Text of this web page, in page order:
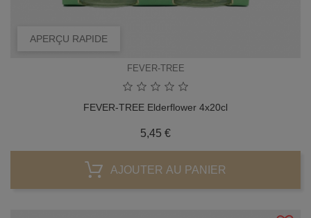
APERÇU RAPIDE
FEVER-TREE
FEVER-TREE Elderflower 4x20cl
5,45 €Prix
AJOUTER AU PANIER